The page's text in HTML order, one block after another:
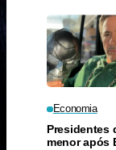
Economia
Presidentes
menor após